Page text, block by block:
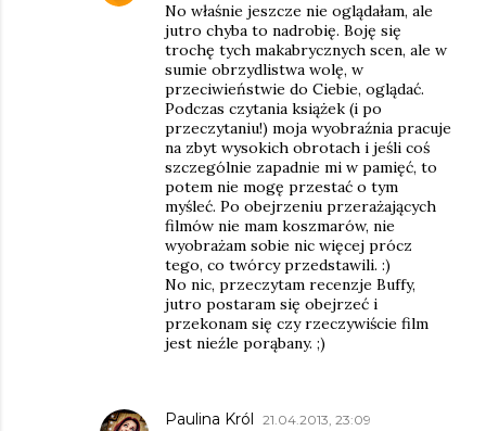
No właśnie jeszcze nie oglądałam, ale
jutro chyba to nadrobię. Boję się
trochę tych makabrycznych scen, ale w
sumie obrzydlistwa wolę, w
przeciwieństwie do Ciebie, oglądać.
Podczas czytania książek (i po
przeczytaniu!) moja wyobraźnia pracuje
na zbyt wysokich obrotach i jeśli coś
szczególnie zapadnie mi w pamięć, to
potem nie mogę przestać o tym
myśleć. Po obejrzeniu przerażających
filmów nie mam koszmarów, nie
wyobrażam sobie nic więcej prócz
tego, co twórcy przedstawili. :)
No nic, przeczytam recenzje Buffy,
jutro postaram się obejrzeć i
przekonam się czy rzeczywiście film
jest nieźle porąbany. ;)
Paulina Król 21.04.2013, 23:09